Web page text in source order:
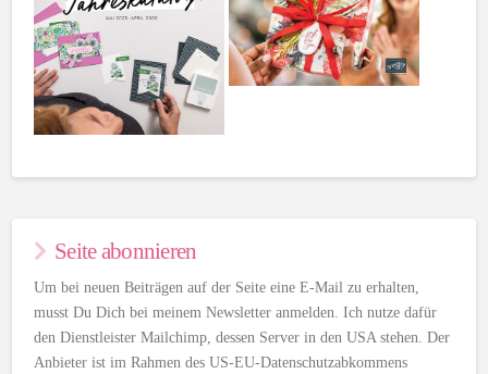
Seite abonnieren
Um bei neuen Beiträgen auf der Seite eine E-Mail zu erhalten,
musst Du Dich bei meinem Newsletter anmelden. Ich nutze dafür
den Dienstleister Mailchimp, dessen Server in den USA stehen. Der
Anbieter ist im Rahmen des US-EU-Datenschutzabkommens